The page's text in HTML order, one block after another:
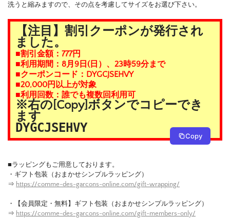
洗うと縮みますので、その点を考慮してサイズをお選び下さい。
【注目】割引クーポンが発行され
ました。
■割引金額：777円
■利用期間：8月9日(日）、23時59分まで
■クーポンコード：DYGCJSEHVY
■20,000円以上が対象
■利用回数：誰でも複数回利用可
※右の[Copy]ボタンでコピーでき
ます
DYGCJSEHVY
Copy
■ラッピングもご用意しております。
・ギフト包装（おまかせシンプルラッピング）
⇒ https://comme-des-garcons-online.com/gift-wrapping/
・【会員限定・無料】ギフト包装（おまかせシンプルラッピング）
⇒ https://comme-des-garcons-online.com/gift-members-only/